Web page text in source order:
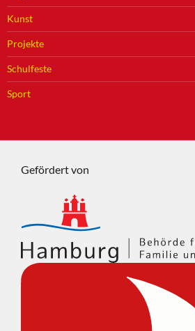
Kunst
Projekte
Schulfeste
Sport
Gefördert von